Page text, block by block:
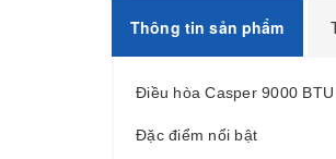
Thông tin sản phẩm
Điều hòa Casper 9000
Đặc điểm nổi bật